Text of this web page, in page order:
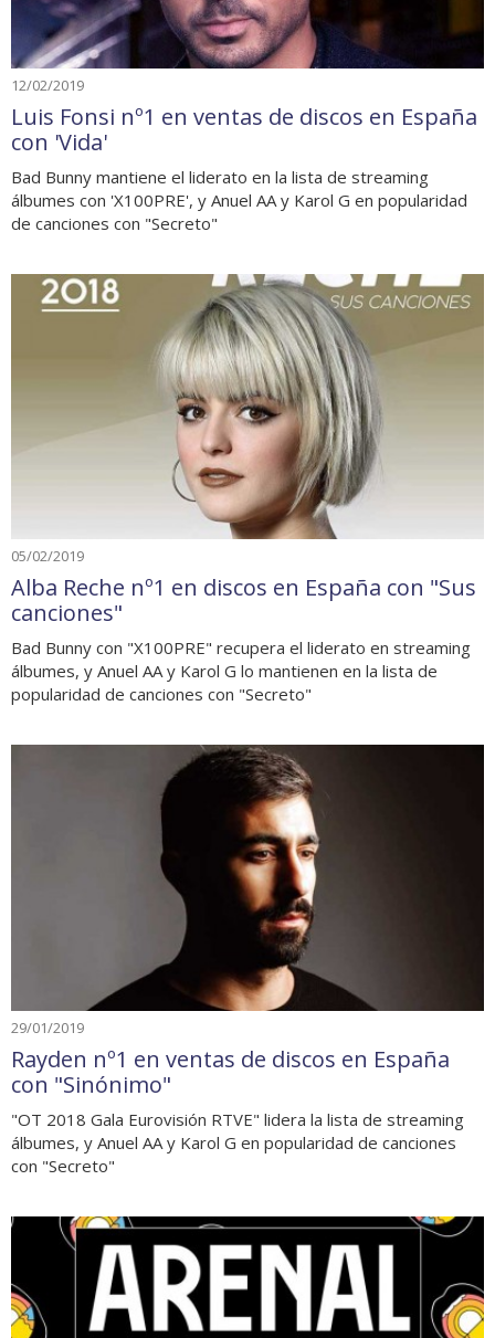
12/02/2019
Luis Fonsi nº1 en ventas de discos en España
con 'Vida'
Bad Bunny mantiene el liderato en la lista de streaming
álbumes con 'X100PRE', y Anuel AA y Karol G en popularidad
de canciones con "Secreto"
05/02/2019
Alba Reche nº1 en discos en España con "Sus
canciones"
Bad Bunny con "X100PRE" recupera el liderato en streaming
álbumes, y Anuel AA y Karol G lo mantienen en la lista de
popularidad de canciones con "Secreto"
29/01/2019
Rayden nº1 en ventas de discos en España
con "Sinónimo"
"OT 2018 Gala Eurovisión RTVE" lidera la lista de streaming
álbumes, y Anuel AA y Karol G en popularidad de canciones
con "Secreto"